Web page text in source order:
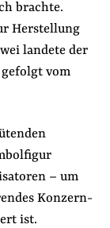
brachte.
Herstellung
landete der
gefolgt vom
– um
Konzern-
ist.